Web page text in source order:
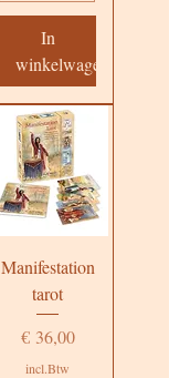
In
winkelwagen
Manifestation
tarot
Prijs
€ 36,00
incl.Btw